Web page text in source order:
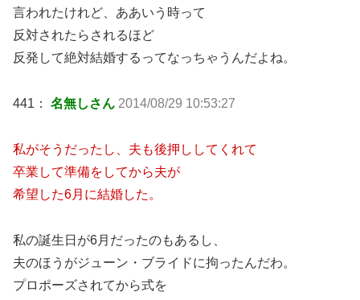
言われたけれど、ああいう時って
反対されたらされるほど
反発して絶対結婚するってなっちゃうんだよね。
441： 名無しさん 2014/08/29 10:53:27
私がそうだったし、夫も後押ししてくれて
卒業して準備をしてから夫が
希望した6月に結婚した。
私の誕生日が6月だったのもあるし、
夫のほうがジューン・ブライドに拘ったんだわ。
プロポーズされてから式を